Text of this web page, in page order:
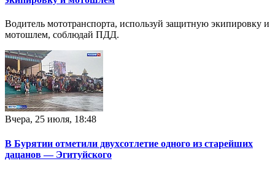
Водитель мототранспорта, используй защитную экипировку и
мотошлем, соблюдай ПДД.
Вчера, 25 июля, 18:48
В Бурятии отметили двухсотлетие одного из старейших
дацанов — Эгитуйского